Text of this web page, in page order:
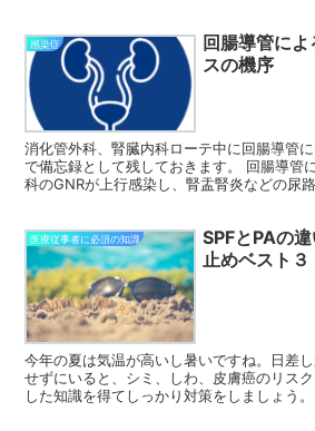
感染症
回腸導管に
スの機序
消化管外科、腎臓内科ローテ中に回腸導管
で備忘録として残しておきます。 回腸導管
科のGNRが上行感染し、腎盂腎炎などの尿
医療従事者に必須の知識
SPFとPAの
止めベスト３
今年の夏は気温が高いし暑いですね。日差
せずにいると、シミ、しわ、皮膚癌のリス
した知識を得てしっかり対策をしましょう